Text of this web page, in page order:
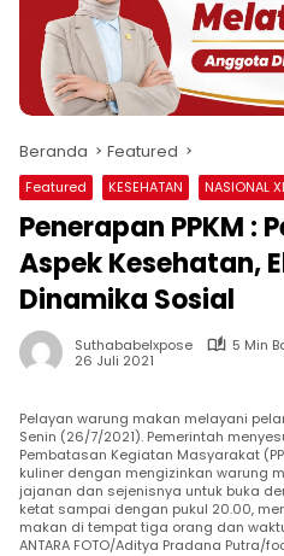
Beranda Featured
Featured KESEHATAN NASIONAL
Penerapan PPKM :
Aspek Kesehatan,
Dinamika Sosial
Suthababelxpose
5 Min
26 Juli 2021
Pelayan warung makan melayani
Senin (26/7/2021). Pemerintah
Pembatasan Kegiatan Masyarakat
kuliner dengan mengizinkan warung
jajanan dan sejenisnya untuk buka
ketat sampai dengan pukul 20.00,
makan di tempat tiga orang dan
ANTARA FOTO/Aditya Pradana Putra/